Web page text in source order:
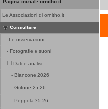
Pagina iniziale ornitho.it
Le Associazioni di ornitho.it
Consultare
Le osservazioni
- Fotografie e suoni
Dati e analisi
- Biancone 2026
- Grifone 25-26
- Peppola 25-26